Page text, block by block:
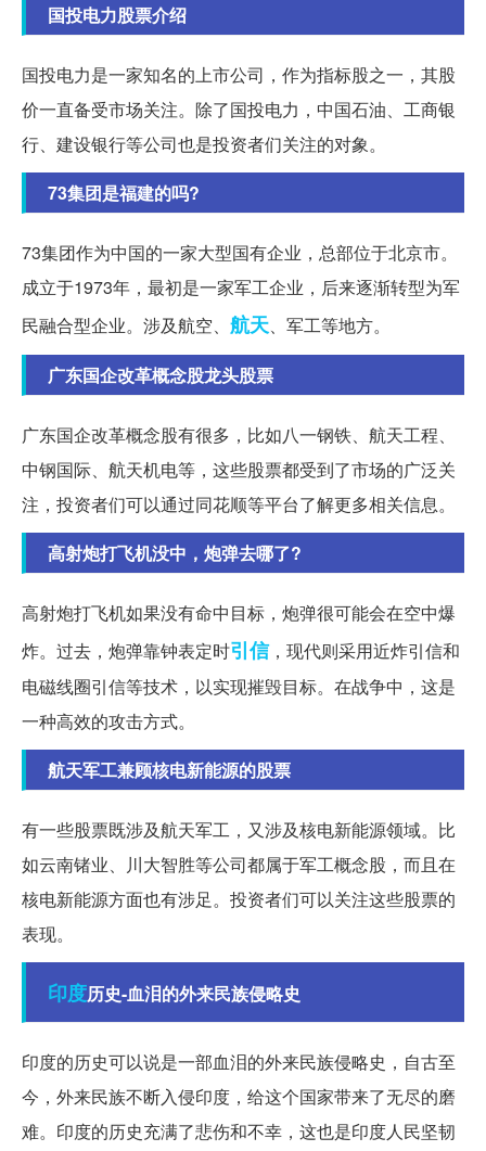
国投电力股票介绍
国投电力是一家知名的上市公司，作为指标股之一，其股
价一直备受市场关注。除了国投电力，中国石油、工商银
行、建设银行等公司也是投资者们关注的对象。
73集团是福建的吗?
73集团作为中国的一家大型国有企业，总部位于北京市。
成立于1973年，最初是一家军工企业，后来逐渐转型为军
民融合型企业。涉及航空、 航天、军工等地方。
广东国企改革概念股龙头股票
广东国企改革概念股有很多，比如八一钢铁、航天工程、
中钢国际、航天机电等，这些股票都受到了市场的广泛关
注，投资者们可以通过同花顺等平台了解更多相关信息。
高射炮打飞机没中，炮弹去哪了?
高射炮打飞机如果没有命中目标，炮弹很可能会在空中爆
炸。过去，炮弹靠钟表定时引信，现代则采用近炸引信和
电磁线圈引信等技术，以实现摧毁目标。在战争中，这是
一种高效的攻击方式。
航天军工兼顾核电新能源的股票
有一些股票既涉及航天军工，又涉及核电新能源领域。比
如云南锗业、川大智胜等公司都属于军工概念股，而且在
核电新能源方面也有涉足。投资者们可以关注这些股票的
表现。
印度历史-血泪的外来民族侵略史
印度的历史可以说是一部血泪的外来民族侵略史，自古至
今，外来民族不断入侵印度，给这个国家带来了无尽的磨
难。印度的历史充满了悲伤和不幸，这也是印度人民坚韧